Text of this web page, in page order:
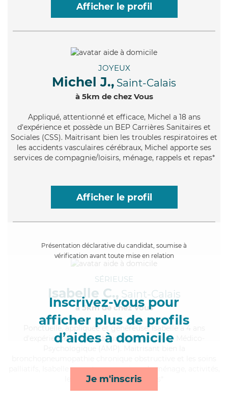
Afficher le profil
JOYEUX
Michel J., Saint-Calais
à 5km de chez Vous
Appliqué, attentionné et efficace, Michel a 18 ans
d'expérience et possède un BEP Carrières Sanitaires et
Sociales (CSS). Maitrisant bien les troubles respiratoires et
les accidents vasculaires cérébraux, Michel apporte ses
services de compagnie/loisirs, ménage, rappels et repas*
Afficher le profil
Présentation déclarative du candidat, soumise à
vérification avant toute mise en relation
Inscrivez-vous pour
afficher plus de profils
d’aides à domicile
Je m'inscris
SÉRIEUSE
Isabelle C., Saint-Calais
à 5km de chez Vous
, appliquée et généreuse, Isabelle a 4 ans
d'expérience et possède un diplôme d'Aide Médico-
palliatifs, Isabelle apporte ses services de ménage, activités,
lever/coucher et transports*